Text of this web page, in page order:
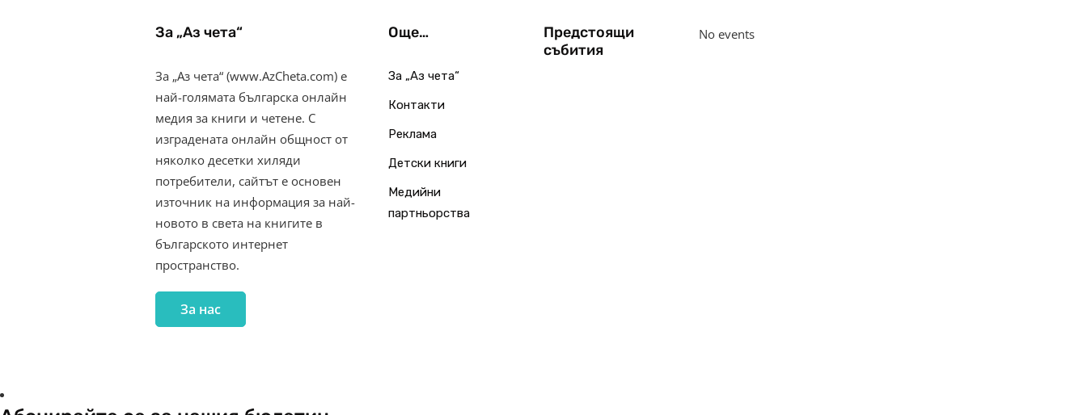
За „Аз чета“
За „Аз чета“ (www.AzCheta.com) е
най-голямата българска онлайн
медия за книги и четене. С
изградената онлайн общност от
няколко десетки хиляди
потребители, сайтът е основен
източник на информация за най-
новото в света на книгите в
българското интернет
пространство.
За нас
Още…
За „Аз чета“
Контакти
Реклама
Детски книги
Медийни
партньорства
Предстоящи
събития
No events